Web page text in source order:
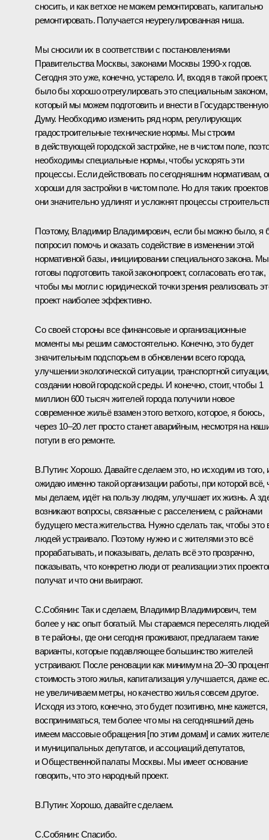
сносить, и как ветхое не можем ремонтировать, капитально
ремонтировать. Получается неурегулированная ниша.
Мы сносили их в соответствии с постановлениями
Правительства Москвы, законами Москвы 1990-х годов.
Сегодня это уже, конечно, устарело. И, входя в такой проект,
было бы хорошо отрегулировать это специальным законом,
который мы можем подготовить и внести в Государственную
Думу. Необходимо изменить ряд норм, регулирующих
градостроительные технические нормы. Мы строим
в действующей городской застройке, не в чистом поле,
необходимы специальные нормы, чтобы ускорять эти
процессы. Если действовать по сегодняшним нормативам,
хороши для застройки в чистом поле. Но для таких проектов
они значительно удлинят и усложнят процессы
Поэтому, Владимир Владимирович, если бы можно было, я
попросил помочь и оказать содействие в изменении этой
нормативной базы, инициировании специального закона. Мы
готовы подготовить такой законопроект, согласовать его так,
чтобы мы могли с юридической точки зрения реализовать
проект наиболее эффективно.
Со своей стороны все финансовые и организационные
моменты мы решим самостоятельно. Конечно, это будет
значительным подспорьем в обновлении всего города,
улучшении экологической ситуации, транспортной ситуации,
создании новой городской среды. И конечно, стоит, чтобы 1
миллион 600 тысяч жителей города получили новое
современное жильё взамен этого ветхого, которое, я боюсь,
через 10–20 лет просто станет аварийным, несмотря на
потуги в его ремонте.
В.Путин: Хорошо. Давайте сделаем это, но исходим из того,
ожидаю именно такой организации работы, при которой всё,
мы делаем, идёт на пользу людям, улучшает их жизнь. А
возникают вопросы, связанные с расселением, с районами
будущего места жительства. Нужно сделать так, чтобы это
людей устраивало. Поэтому нужно и с жителями это всё
прорабатывать, и показывать, делать всё это прозрачно,
показывать, что конкретно люди от реализации этих
получат и что они выиграют.
С.Собянин: Так и сделаем, Владимир Владимирович, тем
более у нас опыт богатый. Мы стараемся переселять людей
в те районы, где они сегодня проживают, предлагаем такие
варианты, которые подавляющее большинство жителей
устраивают. После реновации как минимум на 20–30
стоимость этого жилья, капитализация улучшается, даже
не увеличиваем метры, но качество жилья совсем другое.
Исходя из этого, конечно, это будет позитивно, мне кажется,
восприниматься, тем более что мы на сегодняшний день
имеем массовые обращения [по этим домам] и самих
и муниципальных депутатов, и ассоциаций депутатов,
и Общественной палаты Москвы. Мы имеет основание
говорить, что это народный проект.
В.Путин: Хорошо, давайте сделаем.
С.Собянин: Спасибо.